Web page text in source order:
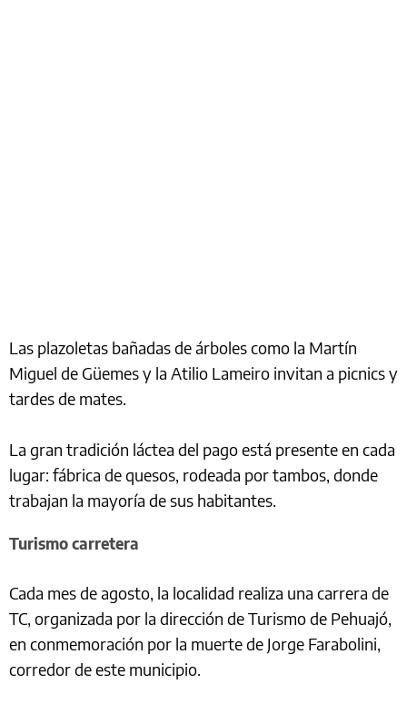
Las plazoletas bañadas de árboles como la Martín
Miguel de Güemes y la Atilio Lameiro invitan a picnics y
tardes de mates.
La gran tradición láctea del pago está presente en cada
lugar: fábrica de quesos, rodeada por tambos, donde
trabajan la mayoría de sus habitantes.
Turismo carretera
Cada mes de agosto, la localidad realiza una carrera de
TC, organizada por la dirección de Turismo de Pehuajó,
en conmemoración por la muerte de Jorge Farabolini,
corredor de este municipio.